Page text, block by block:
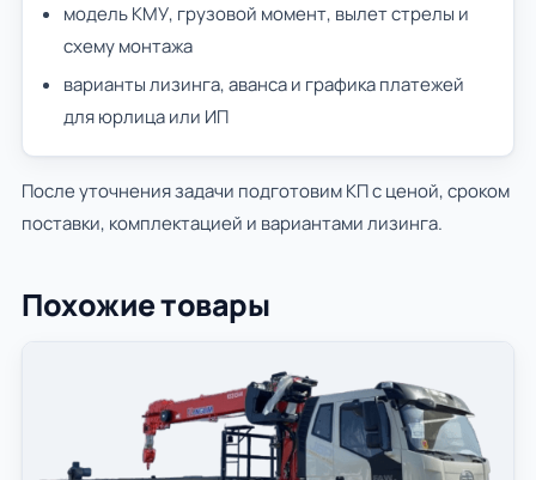
модель КМУ, грузовой момент, вылет стрелы и
схему монтажа
варианты лизинга, аванса и графика платежей
для юрлица или ИП
После уточнения задачи подготовим КП с ценой, сроком
поставки, комплектацией и вариантами лизинга.
Похожие товары